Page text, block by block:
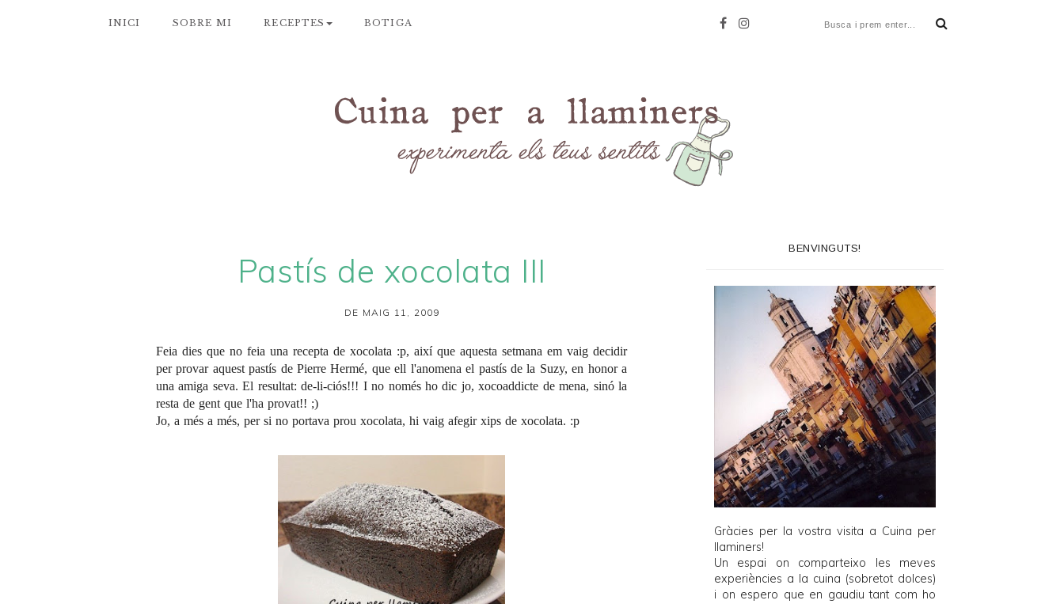
INICI SOBRE MI RECEPTES BOTIGA
Pastís de xocolata III
DE MAIG 11, 2009
Feia dies que no feia una recepta de xocolata :p, així que aquesta setmana em vaig decidir
per provar aquest pastís de Pierre Hermé, que ell l'anomena el pastís de la Suzy, en honor a
una amiga seva. El resultat: de-li-ciós!!! I no només ho dic jo, xocoaddicte de mena, sinó la
resta de gent que l'ha provat!! ;)
Jo, a més a més, per si no portava prou xocolata, hi vaig afegir xips de xocolata. :p
BENVINGUTS!
Gràcies per la vostra visita a Cuina per
llaminers!
Un espai on comparteixo les meves
experiències a la cuina (sobretot dolces)
i on espero que en gaudiu tant com ho